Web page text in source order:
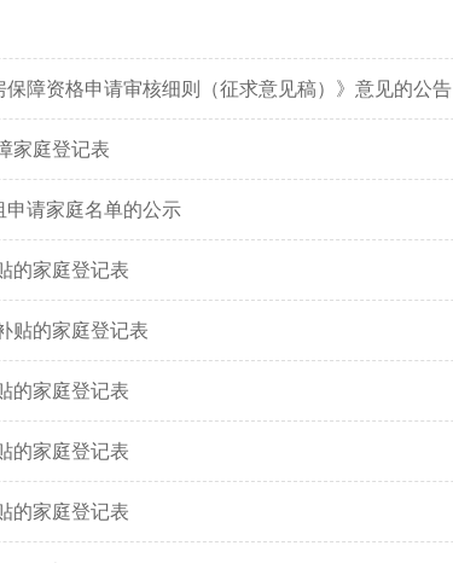
障资格申请审核细则（征求意见稿）》意见的公告
家庭登记表
申请家庭名单的公示
的家庭登记表
贴的家庭登记表
的家庭登记表
的家庭登记表
的家庭登记表